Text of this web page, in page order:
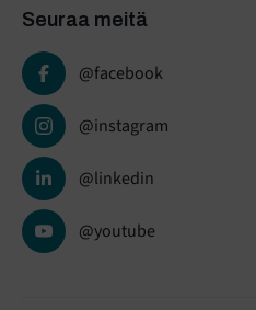
Seuraa meitä
@facebook
@instagram
@linkedin
@youtube